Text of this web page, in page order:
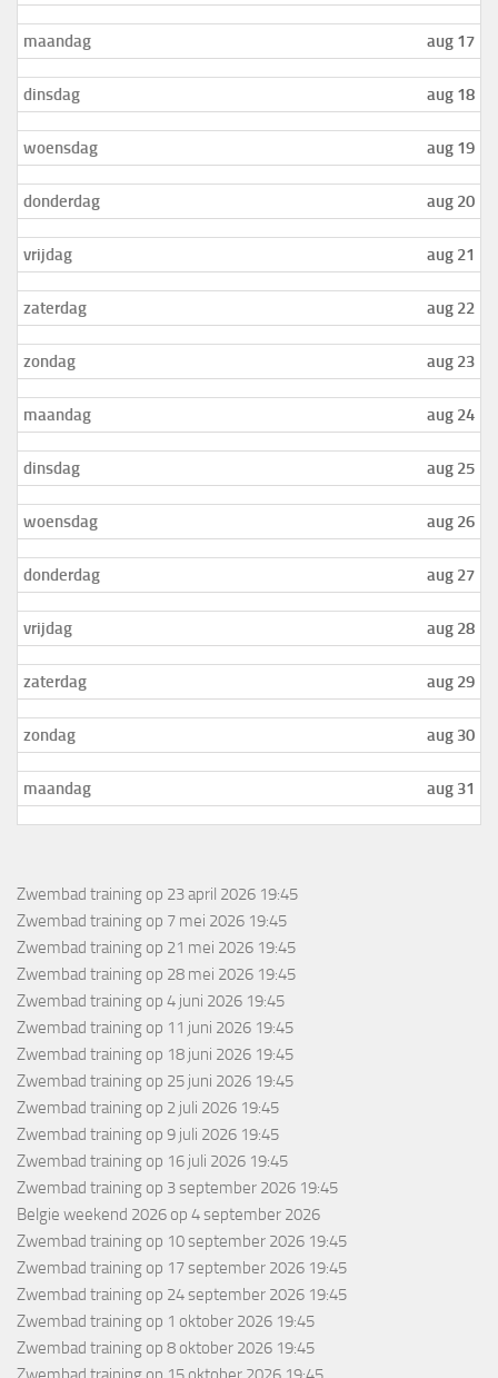
maandag aug 17
dinsdag aug 18
woensdag aug 19
donderdag aug 20
vrijdag aug 21
zaterdag aug 22
zondag aug 23
maandag aug 24
dinsdag aug 25
woensdag aug 26
donderdag aug 27
vrijdag aug 28
zaterdag aug 29
zondag aug 30
maandag aug 31
Zwembad training op 23 april 2026 19:45
Zwembad training op 7 mei 2026 19:45
Zwembad training op 21 mei 2026 19:45
Zwembad training op 28 mei 2026 19:45
Zwembad training op 4 juni 2026 19:45
Zwembad training op 11 juni 2026 19:45
Zwembad training op 18 juni 2026 19:45
Zwembad training op 25 juni 2026 19:45
Zwembad training op 2 juli 2026 19:45
Zwembad training op 9 juli 2026 19:45
Zwembad training op 16 juli 2026 19:45
Zwembad training op 3 september 2026 19:45
Belgie weekend 2026 op 4 september 2026
Zwembad training op 10 september 2026 19:45
Zwembad training op 17 september 2026 19:45
Zwembad training op 24 september 2026 19:45
Zwembad training op 1 oktober 2026 19:45
Zwembad training op 8 oktober 2026 19:45